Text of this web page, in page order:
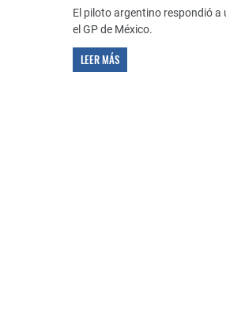
El piloto argentino respondió
el GP de México.
LEER MÁS